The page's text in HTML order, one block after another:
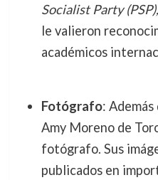
Socialist Party
le valieron
académicos
Fotógrafo:
Amy Moreno de
fotógrafo. Sus
publicados en